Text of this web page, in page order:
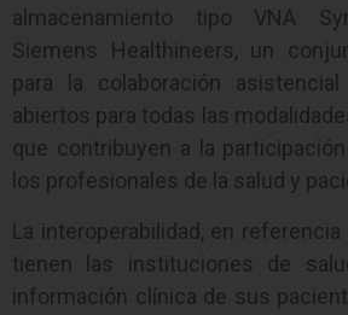
almacenamiento tipo VNA
Siemens Healthineers, un
para la colaboración
abiertos para todas las
que contribuyen a la
los profesionales de la salud y
La interoperabilidad, en
tienen las instituciones de
información clínica de sus